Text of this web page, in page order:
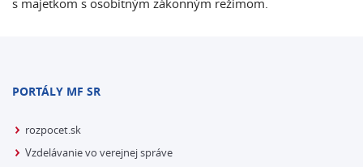
s majetkom s osobitným zákonným režimom.
PORTÁLY MF SR
rozpocet.sk
Vzdelávanie vo verejnej správe